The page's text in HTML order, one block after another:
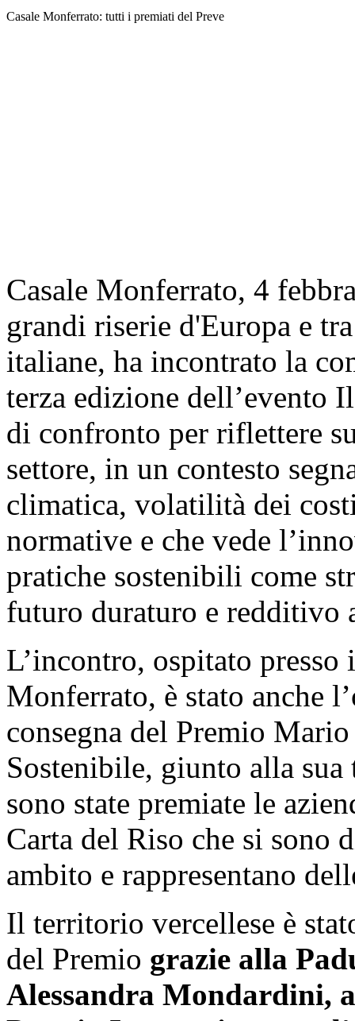
Casale Monferrato: tutti i premiati del Preve
Casale Monferrato, 4
grandi riserie d'Europa e
italiane, ha incontrato la
terza edizione dell’evento
di confronto per riflettere
settore, in un contesto
climatica, volatilità dei
normative e che vede
pratiche sostenibili come
futuro duraturo e redditivo
L’incontro, ospitato
Monferrato, è stato anche
consegna del Premio
Sostenibile, giunto alla sua
sono state premiate le
Carta del Riso che si sono
ambito e rappresentano
Il territorio vercellese è
del Premio grazie alla
Alessandra Mondardini,